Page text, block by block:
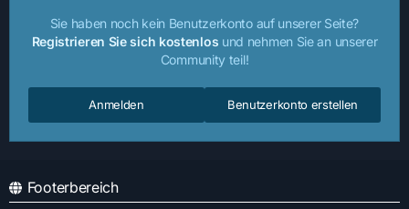
Sie haben noch kein Benutzerkonto auf unserer Seite?
Registrieren Sie sich kostenlos und nehmen Sie an unserer
Community teil!
Benutzerkonto erstellen
Anmelden
Footerbereich